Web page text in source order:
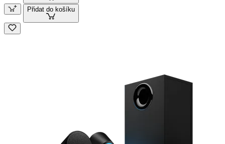
Přidat do košíku